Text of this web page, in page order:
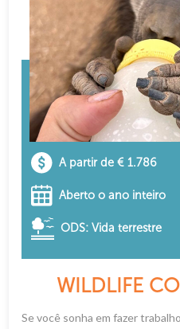
A partir de € 1.786
Aberto o ano inteiro
ODS: Vida terrestre
WILDLIFE
Se você sonha em fazer